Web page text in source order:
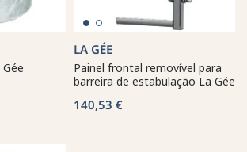
LA GÉE
Painel frontal removível para
barreira de estabulação La Gée
140,53 €